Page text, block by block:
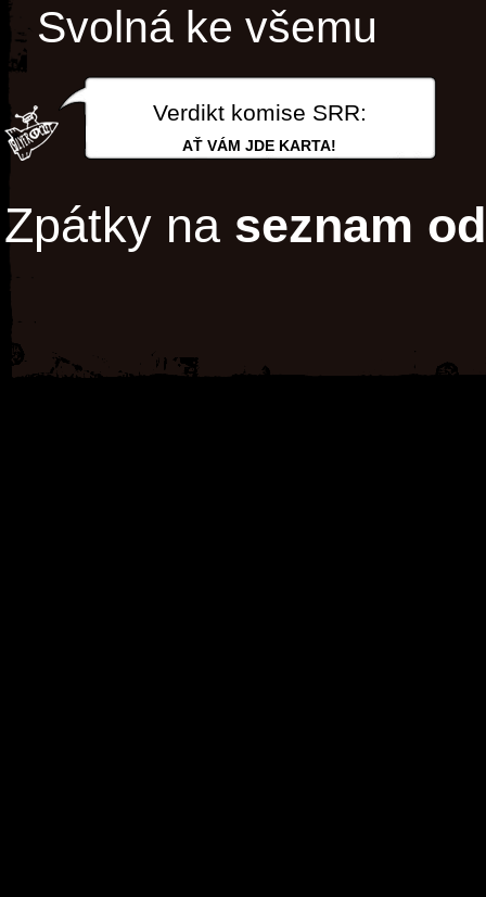
Svolná ke všemu
Verdikt komise SRR:
AŤ VÁM JDE KARTA!
Zpátky na seznam